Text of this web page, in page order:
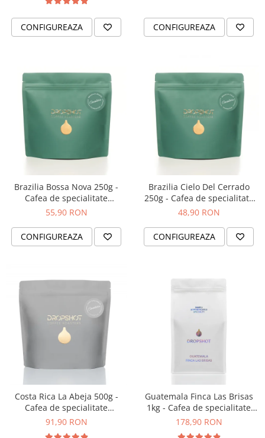
CONFIGUREAZA CONFIGUREAZA
Brazilia Bossa Nova 250g -
Cafea de specialitate
DROPSHOT
55,90 RON
CONFIGUREAZA
Brazilia Cielo Del Cerrado
250g - Cafea de specialitate
DROPSHOT
48,90 RON
CONFIGUREAZA
Costa Rica La Abeja 500g -
Cafea de specialitate
DROPSHOT
91,90 RON
Guatemala Finca Las Brisas
1kg - Cafea de specialitate
DROPSHOT
178,90 RON